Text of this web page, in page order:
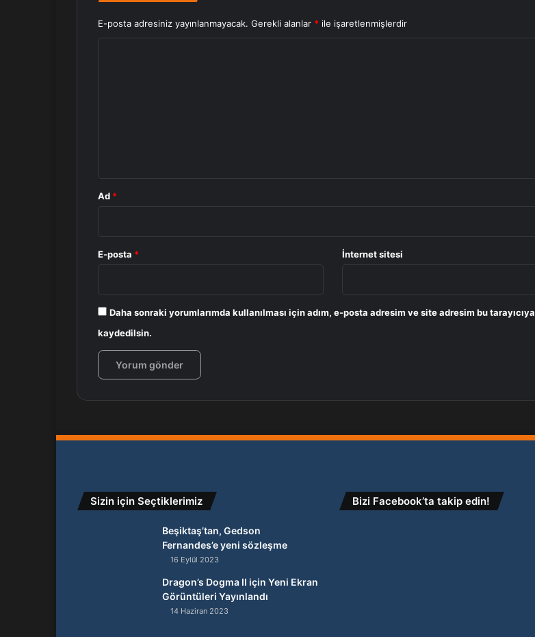
E-posta adresiniz yayınlanmayacak. Gerekli alanlar * ile işaretlenmişlerdir
Ad *
E-posta * İnternet sitesi
Daha sonraki yorumlarımda kullanılması için adım, e-posta adresim ve site adresim bu tarayıcıya
kaydedilsin.
Sizin için Seçtiklerimiz
Beşiktaş’tan, Gedson
Fernandes’e yeni sözleşme
16 Eylül 2023
Dragon’s Dogma II için Yeni Ekran
Görüntüleri Yayınlandı
14 Haziran 2023
Bizi Facebook’ta takip edin!